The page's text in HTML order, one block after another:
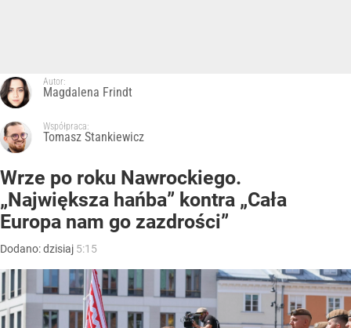
Autor:
Magdalena Frindt
Współpraca:
Tomasz Stankiewicz
Wrze po roku Nawrockiego.
„Największa hańba” kontra „Cała
Europa nam go zazdrości”
Dodano:dzisiaj 5:15